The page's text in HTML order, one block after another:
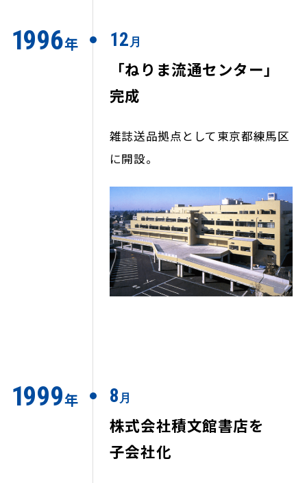
1996年 12 月
「ねりま流通センター」
完成
雑誌送品拠点として東京都練馬区
に開設。
1999年 8 月
株式会社積文館書店を
子会社化